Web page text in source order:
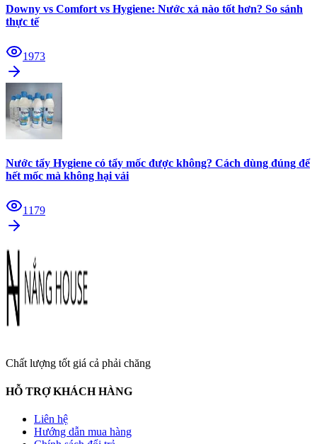
Downy vs Comfort vs Hygiene: Nước xả nào tốt hơn? So sánh
thực tế
1973
Nước tẩy Hygiene có tẩy mốc được không? Cách dùng đúng để
hết mốc mà không hại vải
1179
Chất lượng tốt giá cả phải chăng
HỖ TRỢ KHÁCH HÀNG
Liên hệ
Hướng dẫn mua hàng